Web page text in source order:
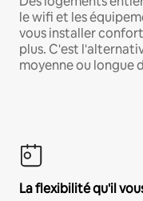
le wifi et les
vous installer
plus. C'est
moyenne ou longue
La flexibilité qu'il